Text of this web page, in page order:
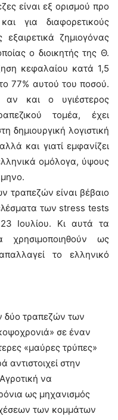
είναι εξ ορισμού προ
για διαφορετικούς
ζημιογόνας
ο διοικητής της Θ.
κεφαλαίου κατά 1,5
77% αυτού του ποσού.
αν και ο υγιέστερος
τομέα, έχει
δημιουργική λογιστική
και γιατί εμφανίζει
ομόλογα, ύψους
τραπεζών είναι βέβαιο
των stress tests
Ιουλίου. Κι αυτά τα
χρησιμοποιηθούν ως
το ελληνικό
δύο τραπεζών των
σε έναν
«μαύρες τρύπες»
στην
να
ως μηχανισμός
των κομμάτων